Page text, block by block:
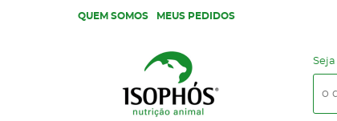
QUEM SOMOS MEUS PEDIDOS